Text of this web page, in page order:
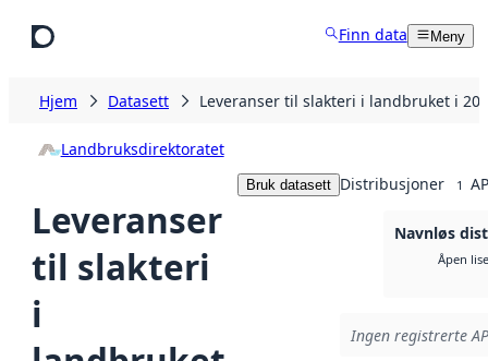
Finn data Meny
Hjem Datasett Leveranser til slakteri i landbruket i
Landbruksdirektoratet
Leveranser
til slakteri
i
Bruk datasett Distribusjoner 1
Navnløs
Åpen
Ingen registrerte